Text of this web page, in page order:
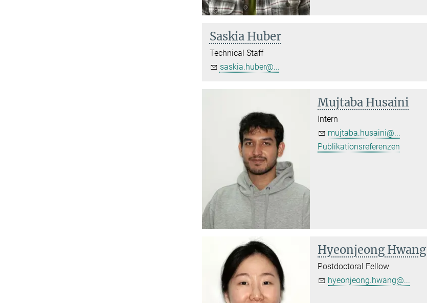
Saskia Huber
Technical Staff
saskia.huber@...
Mujtaba Husaini
Intern
mujtaba.husaini@...
Publikationsreferenzen
Hyeonjeong Hwang
Postdoctoral Fellow
hyeonjeong.hwang@...